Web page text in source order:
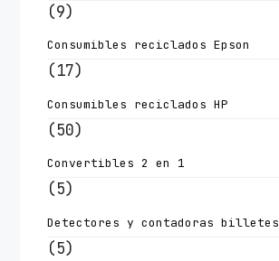
(9)
Consumibles reciclados Epson
(17)
Consumibles reciclados HP
(50)
Convertibles 2 en 1
(5)
Detectores y contadoras billetes
(5)